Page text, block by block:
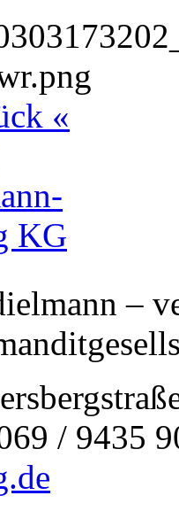
«
–
/ 9435